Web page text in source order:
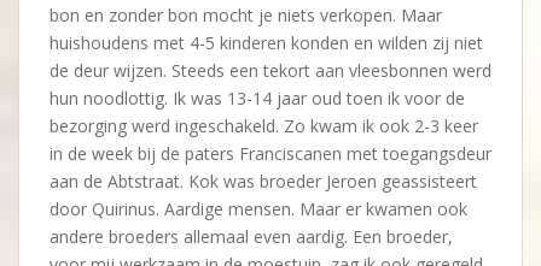
bon en zonder bon mocht je niets verkopen. Maar
huishoudens met 4-5 kinderen konden en wilden zij niet
de deur wijzen. Steeds een tekort aan vleesbonnen werd
hun noodlottig. Ik was 13-14 jaar oud toen ik voor de
bezorging werd ingeschakeld. Zo kwam ik ook 2-3 keer
in de week bij de paters Franciscanen met toegangsdeur
aan de Abtstraat. Kok was broeder Jeroen geassisteert
door Quirinus. Aardige mensen. Maar er kwamen ook
andere broeders allemaal even aardig. Een broeder,